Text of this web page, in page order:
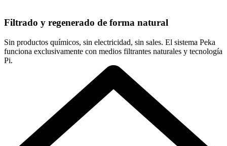
Filtrado y regenerado de forma natural
Sin productos químicos, sin electricidad, sin sales. El sistema Peka
funciona exclusivamente con medios filtrantes naturales y tecnología
Pi.